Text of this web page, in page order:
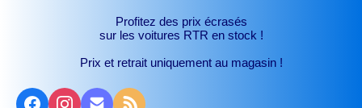
Profitez des prix écrasés
sur les voitures RTR en stock !
Prix et retrait uniquement au magasin !